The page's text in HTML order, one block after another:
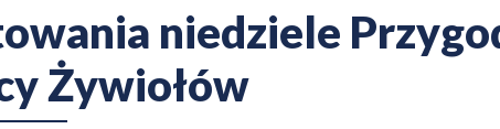
niedziele
Żywiołów